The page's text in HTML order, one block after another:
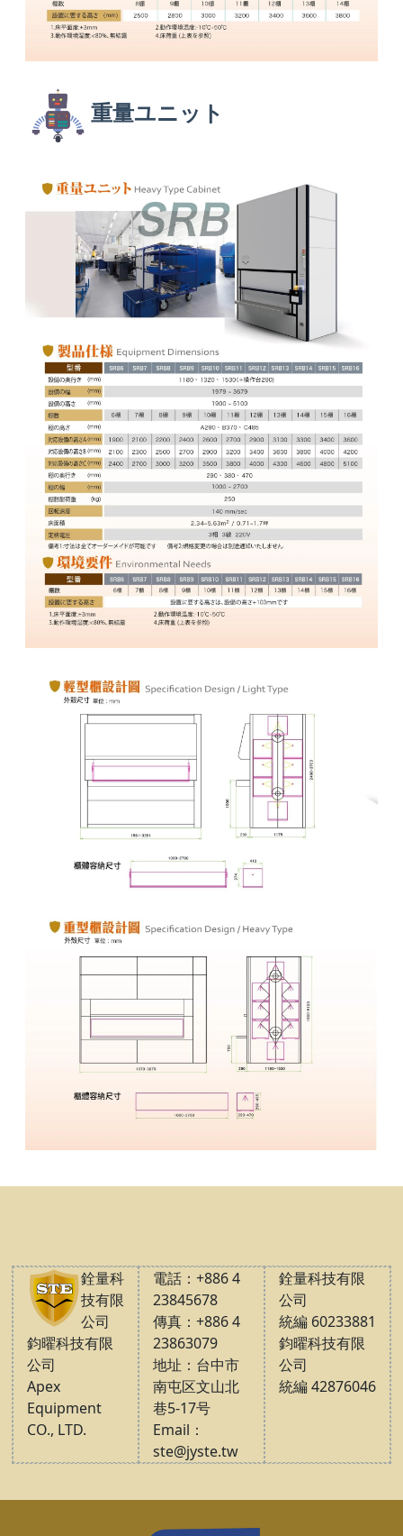
重量ユニット
銓量科
技有限
公司
鈞曜科技有限
公司
Apex
Equipment
CO., LTD.
電話：+886 4
23845678
傳真：+886 4
23863079
地址：台中市
南屯区文山北
巷5-17号
Email：
ste@jyste.tw
銓量科技有限
公司
統編 60233881
鈞曜科技有限
公司
統編 42876046